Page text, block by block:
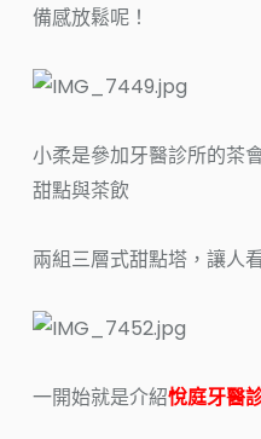
備感放鬆呢！
小柔是參加牙醫診所的茶
甜點與茶飲
兩組三層式甜點塔，讓人
一開始就是介紹悅庭牙醫